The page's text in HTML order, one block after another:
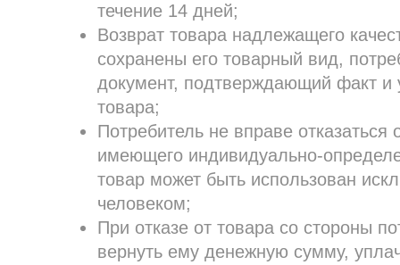
течение 14 дней;
Возврат товара надлежащего
сохранены его товарный вид,
документ, подтверждающий факт и
товара;
Потребитель не вправе
имеющего индивидуально-
товар может быть использован
человеком;
При отказе от товара со стороны
вернуть ему денежную сумму,